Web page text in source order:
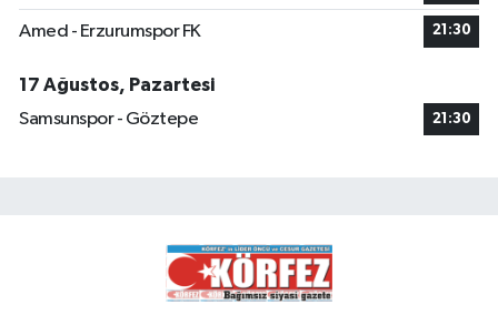
Amed - Erzurumspor FK 21:30
17 Ağustos, Pazartesi
Samsunspor - Göztepe
21:30